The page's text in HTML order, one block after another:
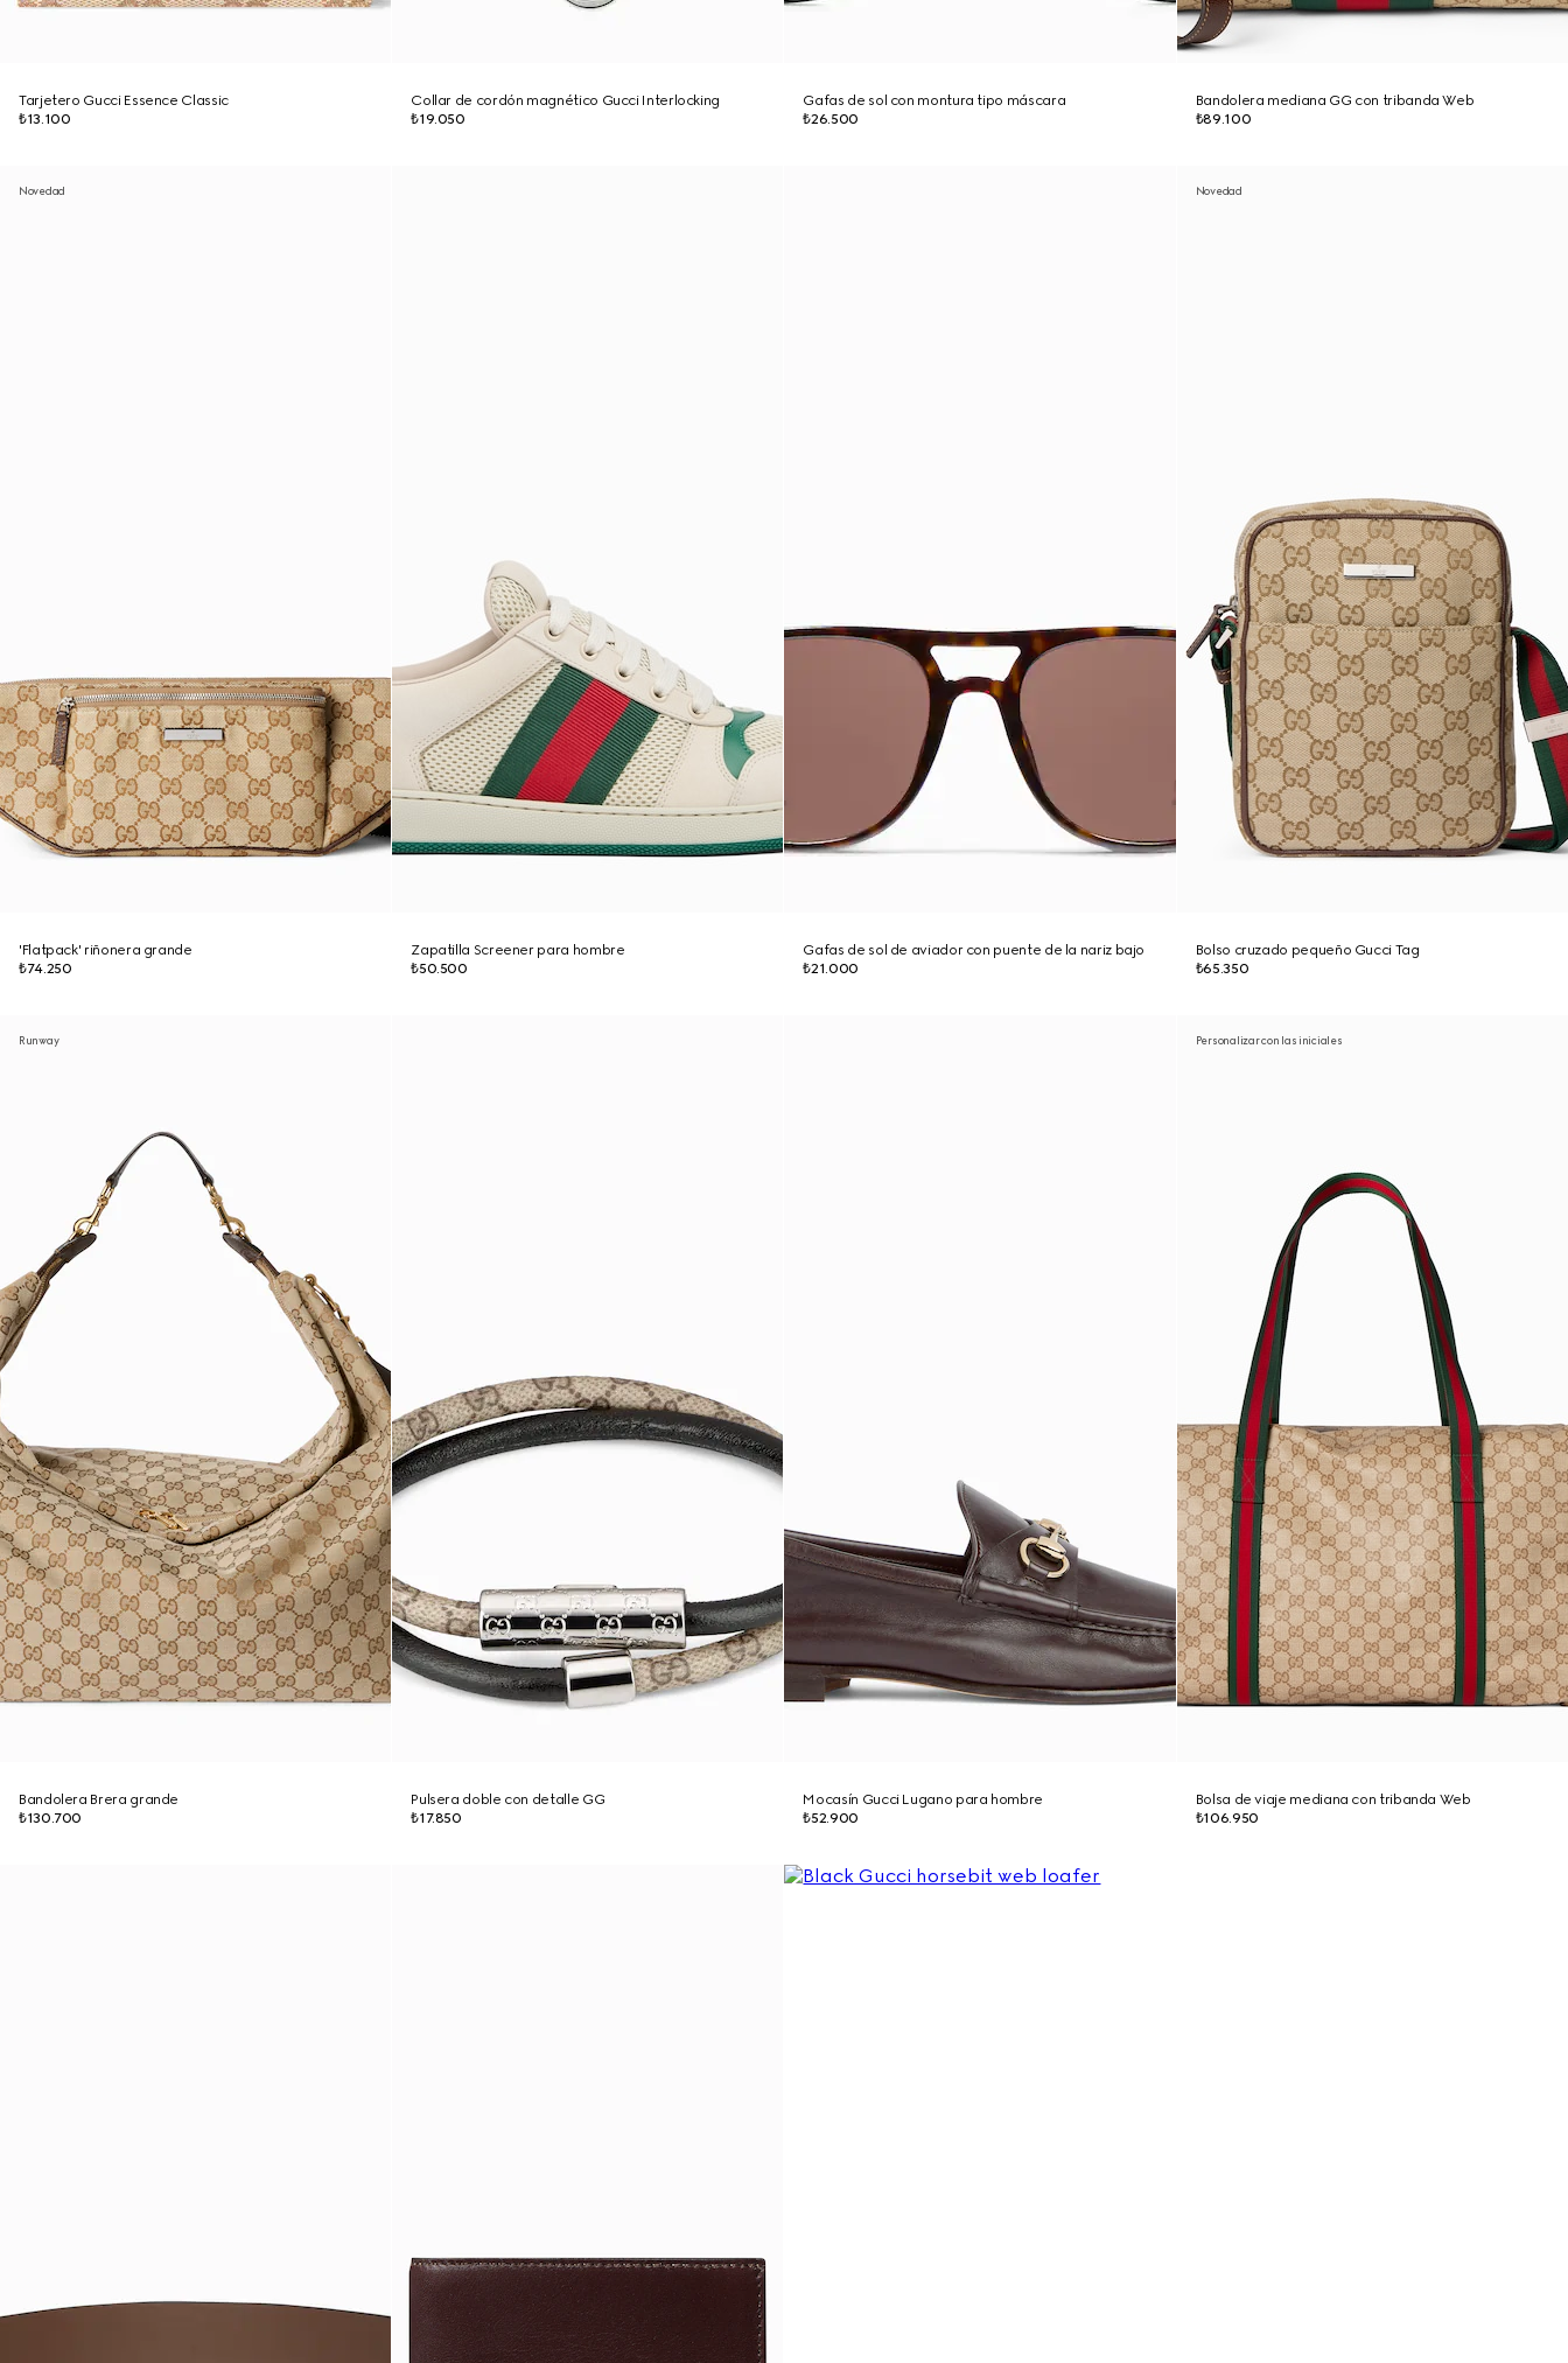
Tarjetero Gucci Essence Classic
₺13.100
Collar de cordón magnético Gucci Interlocking
₺19.050
Gafas de sol con montura tipo máscara
₺26.500
Bandolera mediana GG con tribanda Web
₺89.100
Novedad
'Flatpack' riñonera grande
₺74.250
Zapatilla Screener para hombre
₺50.500
Gafas de sol de aviador con puente de la nariz bajo
₺21.000
Novedad
Bolso cruzado pequeño Gucci Tag
₺65.350
Runway
Bandolera Brera grande
₺130.700
Pulsera doble con detalle GG
₺17.850
Mocasín Gucci Lugano para hombre
₺52.900
Personalizar con las iniciales
Bolsa de viaje mediana con tribanda Web
₺106.950